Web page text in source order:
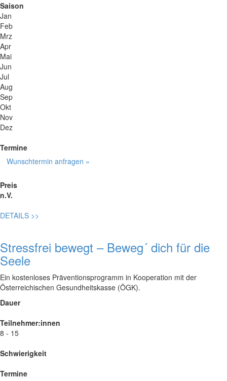
Saison
Jan
Feb
Mrz
Apr
Mai
Jun
Jul
Aug
Sep
Okt
Nov
Dez
Termine
Wunschtermin anfragen »
Preis
n.V.
DETAILS >>
Stressfrei bewegt – Beweg´ dich für die
Seele
Ein kostenloses Präventionsprogramm in Kooperation mit der
Österreichischen Gesundheitskasse (ÖGK).
Dauer
Teilnehmer:innen
8 - 15
Schwierigkeit
Termine